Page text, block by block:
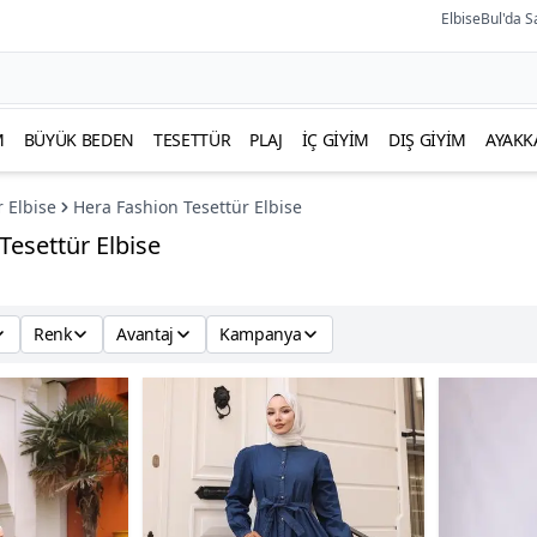
ElbiseBul'da
BÜYÜK BEDEN TESETTÜR PLAJ İÇ GIYIM DIŞ GIYIM
Elbise Hera Fashion Tesettür Elbise
Elbise
Renk Avantaj Kampanya